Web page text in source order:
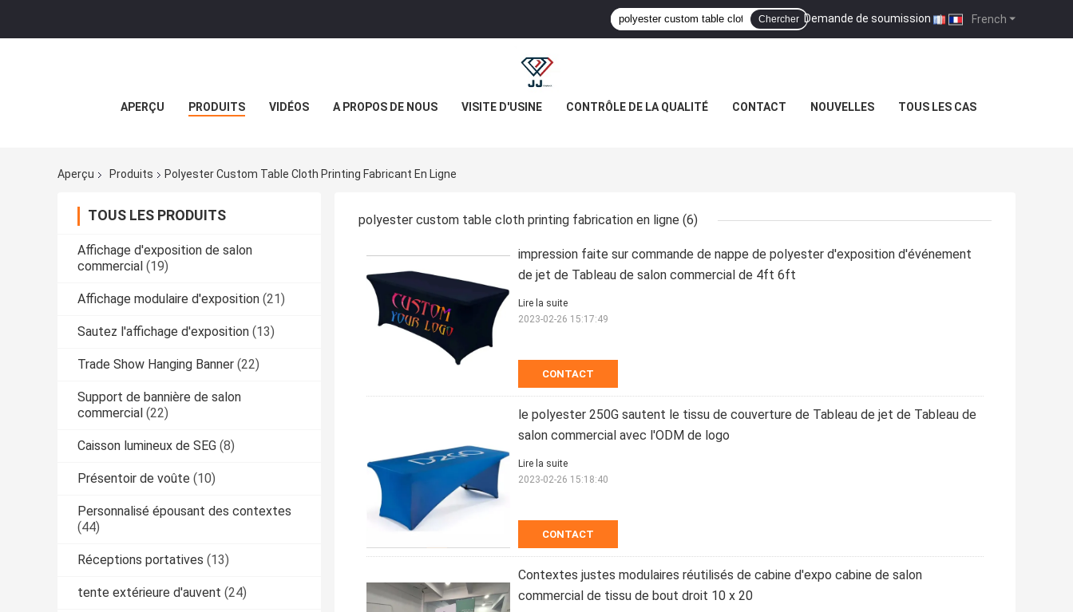
French
Demande de soumission |
Chercher
APERÇU PRODUITS VIDÉOS A PROPOS DE NOUS VISITE D'USINE CONTRÔLE DE LA QUALITÉ CONTACT NOUVELLES TOUS LES CAS
Aperçu Produits Polyester Custom Table Cloth Printing Fabricant En Ligne
TOUS LES PRODUITS
Affichage d'exposition de salon
commercial (19)
Affichage modulaire d'exposition (21)
Sautez l'affichage d'exposition (13)
Trade Show Hanging Banner (22)
Support de bannière de salon
commercial (22)
Caisson lumineux de SEG (8)
Présentoir de voûte (10)
Personnalisé épousant des contextes
(44)
Réceptions portatives (13)
tente extérieure d'auvent (24)
polyester custom table cloth printing fabrication en ligne (6)
impression faite sur commande de nappe de polyester d'exposition d'événement
de jet de Tableau de salon commercial de 4ft 6ft
CONTACT
Lire la suite
2023-02-26 15:17:49
le polyester 250G sautent le tissu de couverture de Tableau de jet de Tableau de
salon commercial avec l'ODM de logo
CONTACT
Lire la suite
2023-02-26 15:18:40
Contextes justes modulaires réutilisés de cabine d'expo cabine de salon
commercial de tissu de bout droit 10 x 20